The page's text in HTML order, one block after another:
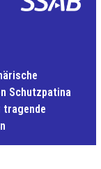
Schutzpatina
tragende